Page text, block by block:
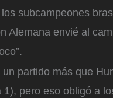
subcampeones
Alemana envié al
partido más que
pero eso obligó a